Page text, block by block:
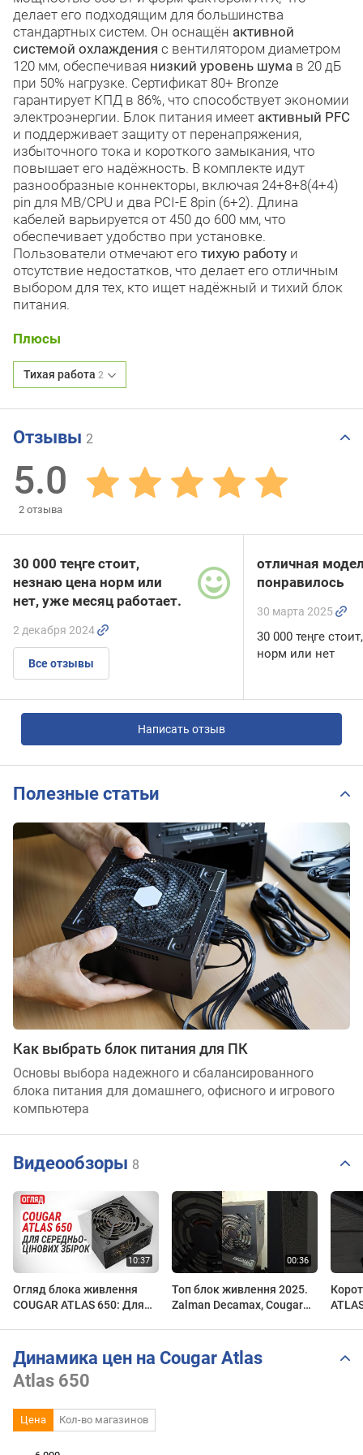
делает его подходящим для большинства
стандартных систем. Он оснащён активной
системой охлаждения с вентилятором диаметром
120 мм, обеспечивая низкий уровень шума в 20 дБ
при 50% нагрузке. Сертификат 80+ Bronze
гарантирует КПД в 86%, что способствует экономии
электроэнергии. Блок питания имеет активный PFC
и поддерживает защиту от перенапряжения,
избыточного тока и короткого замыкания, что
повышает его надёжность. В комплекте идут
разнообразные коннекторы, включая 24+8+8(4+4)
pin для MB/CPU и два PCI-E 8pin (6+2). Длина
кабелей варьируется от 450 до 600 мм, что
обеспечивает удобство при установке.
Пользователи отмечают его тихую работу и
отсутствие недостатков, что делает его отличным
выбором для тех, кто ищет надёжный и тихий блок
питания.
Плюсы
Тихая работа 2
Отзывы 2
5.0
2 отзыва
30 000 теңге стоит,
незнаю цена норм или
нет, уже месяц работает.
2 декабря 2024
Все отзывы
отличная
понравилось
30 марта 2025
30 000 теңге
норм или нет
Написать отзыв
Полезные статьи
Как выбрать блок питания для ПК
Основы выбора надежного и сбалансированного
блока питания для домашнего, офисного и игрового
компьютера
Видеообзоры 8
Огляд блока живлення
COUGAR ATLAS 650: Для
Топ блок живлення 2025.
Zalman Decamax, Cougar
Динамика цен на Cougar Atlas
Atlas 650
Цена Кол-во магазинов